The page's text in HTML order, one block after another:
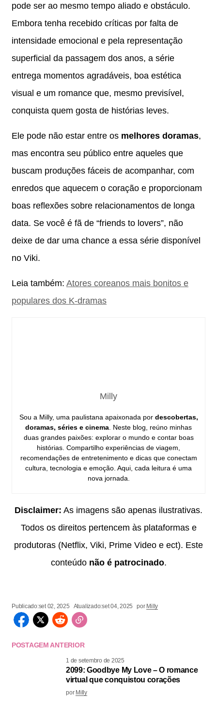
pode ser ao mesmo tempo aliado e obstáculo.
Embora tenha recebido críticas por falta de
intensidade emocional e pela representação
superficial da passagem dos anos, a série
entrega momentos agradáveis, boa estética
visual e um romance que, mesmo previsível,
conquista quem gosta de histórias leves.
Ele pode não estar entre os melhores doramas,
mas encontra seu público entre aqueles que
buscam produções fáceis de acompanhar, com
enredos que aquecem o coração e proporcionam
boas reflexões sobre relacionamentos de longa
data. Se você é fã de “friends to lovers”, não
deixe de dar uma chance a essa série disponível
no Viki.
Leia também: Atores coreanos mais bonitos e
populares dos K-dramas
Milly
Sou a Milly, uma paulistana apaixonada por descobertas,
doramas, séries e cinema . Neste blog, reúno minhas
duas grandes paixões: explorar o mundo e contar boas
histórias. Compartilho experiências de viagem,
recomendações de entretenimento e dicas que conectam
cultura, tecnologia e emoção. Aqui, cada leitura é uma
nova jornada.
Disclaimer: As imagens são apenas ilustrativas.
Todos os direitos pertencem às plataformas e
produtoras (Netflix, Viki, Prime Video e ect). Este
conteúdo não é patrocinado.
Publicado:set 02, 2025 Atualizado:set 04, 2025 por Milly
POSTAGEM ANTERIOR
1 de setembro de 2025
2099: Goodbye My Love – O romance
virtual que conquistou corações
por Milly